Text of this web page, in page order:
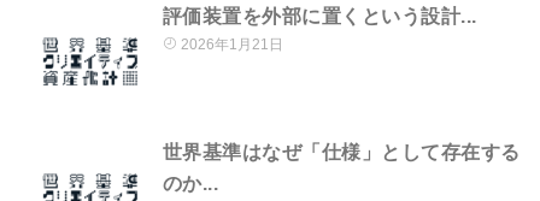
評価装置を外部に置くという設計...
2026年1月21日
世界基準はなぜ「仕様」として存在する
のか...